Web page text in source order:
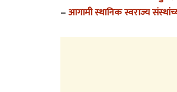
–आगामी स्थानिक स्वराज्य